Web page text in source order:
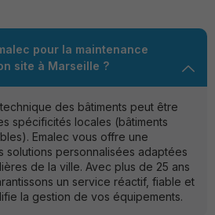
pour la maintenance
site à Marseille ?
des bâtiments peut être
spécificités locales (bâtiments
Emalec vous offre une
solutions personnalisées adaptées
de la ville. Avec plus de 25 ans
un service réactif, fiable et
la gestion de vos équipements.